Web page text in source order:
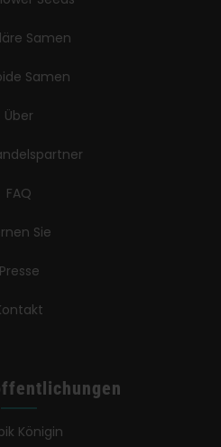
Samen
Samen
Über
FAQ
Sie
Presse
Königin